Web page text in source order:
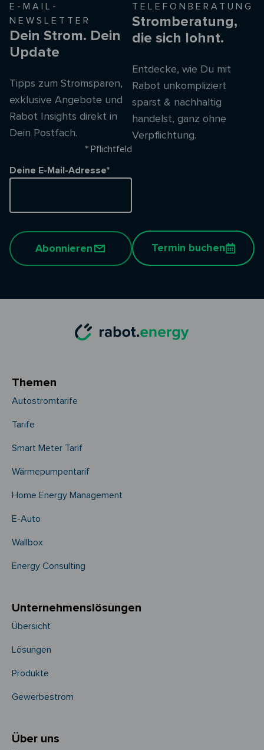
E-MAIL-
NEWSLETTER
Dein Strom. Dein
Update
Tipps zum Stromsparen,
exklusive Angebote und
Rabot Insights direkt in
Dein Postfach.
* Pflichtfeld
Deine E-Mail-Adresse*
Abonnieren
TELEFONBERATUNG
Stromberatung,
die sich lohnt.
Entdecke, wie Du mit
Rabot unkompliziert
sparst & nachhaltig
handelst, ganz ohne
Verpflichtung.
Termin buchen
Themen
Autostromtarife
Tarife
Smart Meter Tarif
Wärmepumpentarif
Home Energy Management
E-Auto
Wallbox
Energy Consulting
Unternehmens­­lösungen
Übersicht
Lösungen
Produkte
Gewerbestrom
Über uns